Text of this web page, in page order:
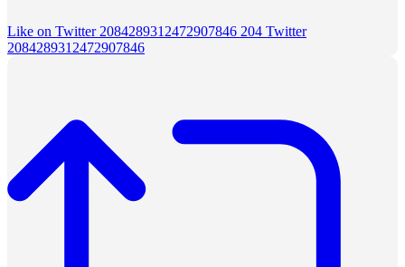
Like on Twitter 2084289312472907846 204 Twitter
2084289312472907846